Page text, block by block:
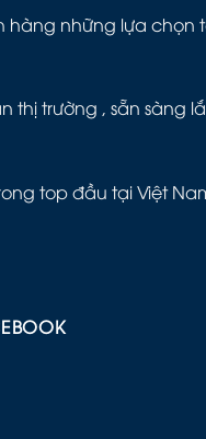
hàng những lựa chọn
thị trường , sẵn sàng
top đầu tại Việt